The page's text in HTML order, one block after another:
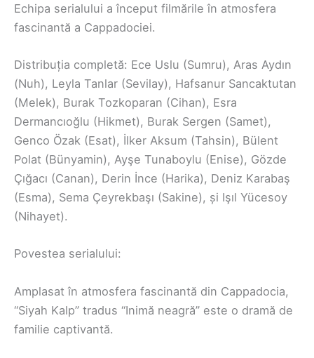
Echipa serialului a început filmările în atmosfera
fascinantă a Cappadociei.
Distribuția completă: Ece Uslu (Sumru), Aras Aydın
(Nuh), Leyla Tanlar (Sevilay), Hafsanur Sancaktutan
(Melek), Burak Tozkoparan (Cihan), Esra
Dermancıoğlu (Hikmet), Burak Sergen (Samet),
Genco Özak (Esat), İlker Aksum (Tahsin), Bülent
Polat (Bünyamin), Ayşe Tunaboylu (Enise), Gözde
Çığacı (Canan), Derin İnce (Harika), Deniz Karabaş
(Esma), Sema Çeyrekbaşı (Sakine), și Işıl Yücesoy
(Nihayet).
Povestea serialului:
Amplasat în atmosfera fascinantă din Cappadocia,
“Siyah Kalp” tradus “Inimă neagră” este o dramă de
familie captivantă.